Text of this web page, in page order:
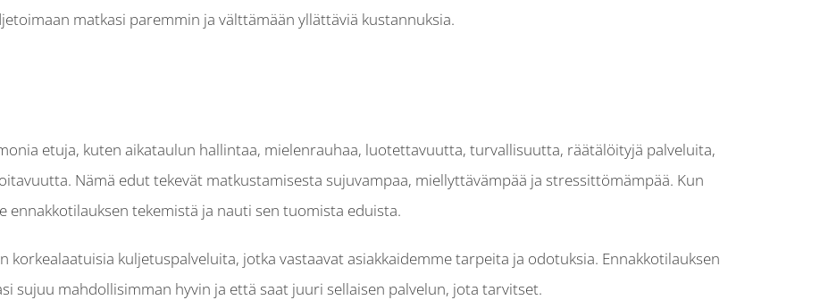
matkasi paremmin ja välttämään yllättäviä kustannuksia.
etuja, kuten aikataulun hallintaa, mielenrauhaa, luotettavuutta, turvallisuutta, räätälöityjä palveluita,
Nämä edut tekevät matkustamisesta sujuvampaa, miellyttävämpää ja stressittömämpää. Kun
tekemistä ja nauti sen tuomista eduista.
kuljetuspalveluita, jotka vastaavat asiakkaidemme tarpeita ja odotuksia. Ennakkotilauksen
sujuu mahdollisimman hyvin ja että saat juuri sellaisen palvelun, jota tarvitset.